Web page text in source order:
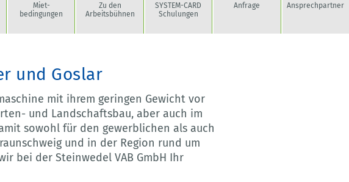
Miet-
bedingungen
Zu den
Arbeitsbühnen
SYSTEM-CARD
Schulungen
Anfrage Ansprechpartner
und Goslar
mit ihrem geringen Gewicht vor
und Landschaftsbau, aber auch im
sowohl für den gewerblichen als auch
und in der Region rund um
bei der Steinwedel VAB GmbH Ihr